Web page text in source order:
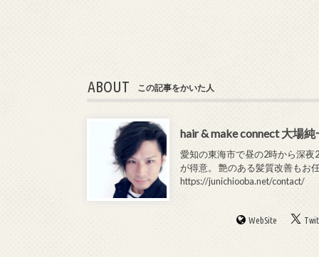
ABOUT この記事をかいた人
hair & make connect 大場純
愛知の東海市で昼の2時から深夜
が得意。 艶のある髪質改善もお
https://junichiooba.net/contact/
WebSite